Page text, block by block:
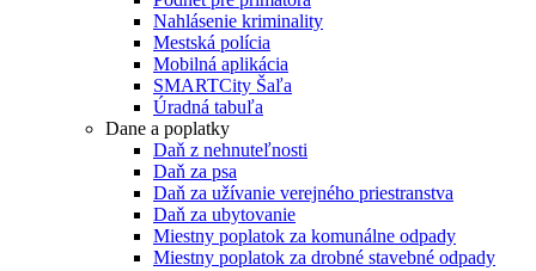
Nahlásenie kriminality
Mestská polícia
Mobilná aplikácia
SMARTCity Šaľa
Úradná tabuľa
Dane a poplatky
Daň z nehnuteľnosti
Daň za psa
Daň za užívanie verejného priestranstva
Daň za ubytovanie
Miestny poplatok za komunálne odpady
Miestny poplatok za drobné stavebné odpady